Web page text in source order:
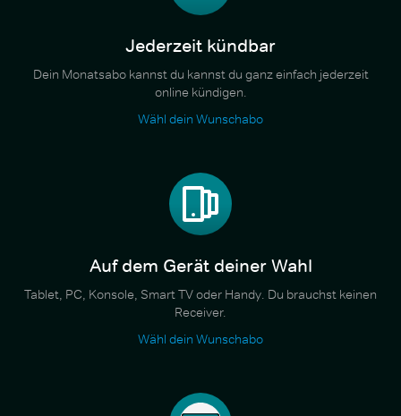
Jederzeit kündbar
Dein Monatsabo kannst du kannst du ganz einfach jederzeit
online kündigen.
Wähl dein Wunschabo
Auf dem Gerät deiner Wahl
Tablet, PC, Konsole, Smart TV oder Handy. Du brauchst keinen
Receiver.
Wähl dein Wunschabo